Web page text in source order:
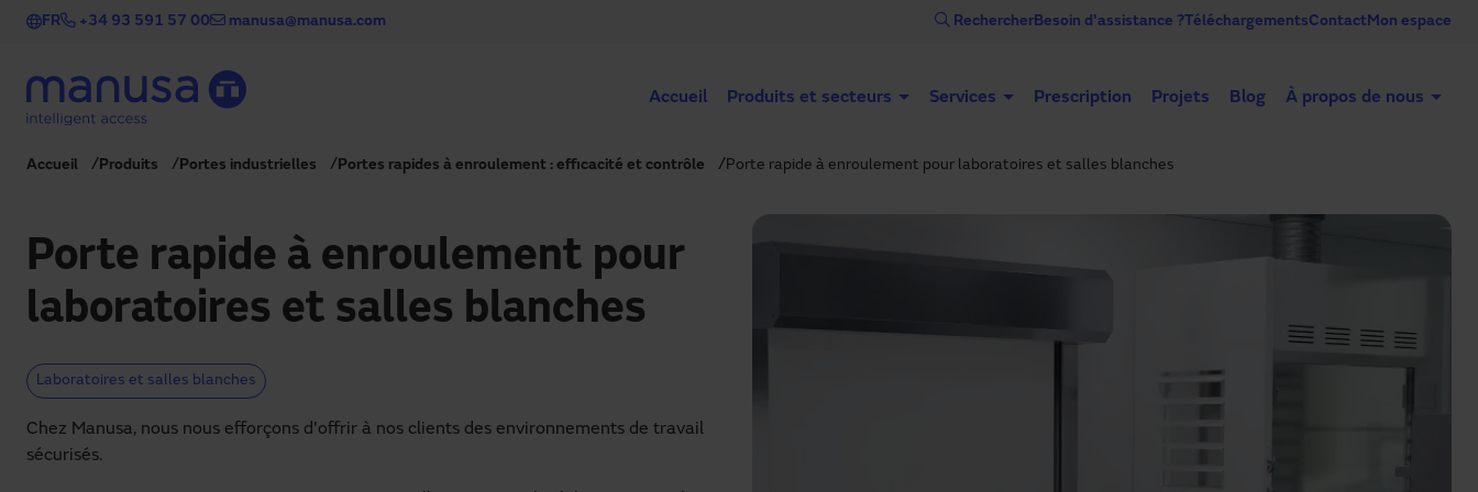
Aller au contenu principal
FR +34 93 591 57 00 manusa@manusa.com RechercherBesoin d'assistance ? TéléchargementsContactMon espace
Accueil Produits et secteurs
Portes automatiques
Services Prescription Projets Blog À propos de nous
Accueil Produits Portes industrielles Portes rapides à enroulement : efficacité et contrôle Porte rapide à enroulement pour laboratoires et salles blanches
Porte rapide à enroulement pour
laboratoires et salles blanches
Laboratoires et salles blanches
Chez Manusa, nous nous efforçons d'offrir à nos clients des environnements de travail
sécurisés.